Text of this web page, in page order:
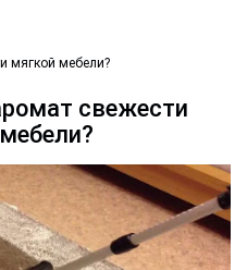
мягкой мебели?
свежести